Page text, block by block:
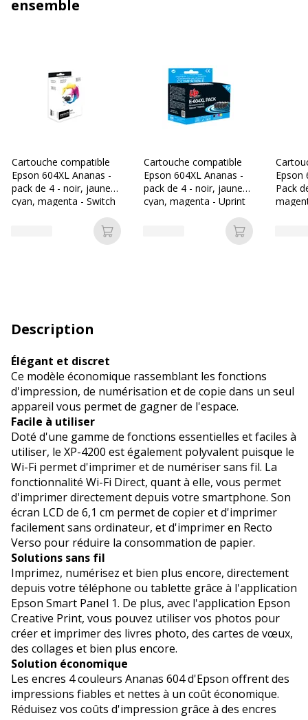
ensemble
Cartouche compatible
Epson 604XL Ananas -
pack de 4 - noir, jaune,
cyan, magenta - Switch
Ajouter au panier
Cartouche compatible
Epson 604XL Ananas -
pack de 4 - noir, jaune,
cyan, magenta - Uprint
Ajouter au
Epson
Pack
Description
Élégant et discret
Ce modèle économique rassemblant les fonctions
d'impression, de numérisation et de copie dans un seul
appareil vous permet de gagner de l'espace.
Facile à utiliser
Doté d'une gamme de fonctions essentielles et faciles à
utiliser, le XP-4200 est également polyvalent puisque le
Wi-Fi permet d'imprimer et de numériser sans fil. La
fonctionnalité Wi-Fi Direct, quant à elle, vous permet
d'imprimer directement depuis votre smartphone. Son
écran LCD de 6,1 cm permet de copier et d'imprimer
facilement sans ordinateur, et d'imprimer en Recto
Verso pour réduire la consommation de papier.
Solutions sans fil
Imprimez, numérisez et bien plus encore, directement
depuis votre téléphone ou tablette grâce à l'application
Epson Smart Panel 1. De plus, avec l'application Epson
Creative Print, vous pouvez utiliser vos photos pour
créer et imprimer des livres photo, des cartes de vœux,
des collages et bien plus encore.
Solution économique
Les encres 4 couleurs Ananas 604 d'Epson offrent des
impressions fiables et nettes à un coût économique.
Réduisez vos coûts d'impression grâce à des encres